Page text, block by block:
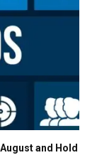
and Hold